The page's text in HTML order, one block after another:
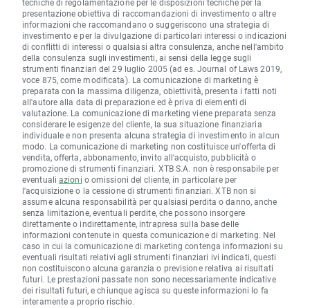
tecniche di regolamentazione per le disposizioni tecniche per la
presentazione obiettiva di raccomandazioni di investimento o altre
informazioni che raccomandano o suggeriscono una strategia di
investimento e per la divulgazione di particolari interessi o indicazioni
di conflitti di interessi o qualsiasi altra consulenza, anche nell'ambito
della consulenza sugli investimenti, ai sensi della legge sugli
strumenti finanziari del 29 luglio 2005 (ad es. Journal of Laws 2019,
voce 875, come modificata). La comunicazione di marketing è
preparata con la massima diligenza, obiettività, presenta i fatti noti
all'autore alla data di preparazione ed è priva di elementi di
valutazione. La comunicazione di marketing viene preparata senza
considerare le esigenze del cliente, la sua situazione finanziaria
individuale e non presenta alcuna strategia di investimento in alcun
modo. La comunicazione di marketing non costituisce un'offerta di
vendita, offerta, abbonamento, invito all'acquisto, pubblicità o
promozione di strumenti finanziari. XTB S.A. non è responsabile per
eventuali azioni o omissioni del cliente, in particolare per
l'acquisizione o la cessione di strumenti finanziari. XTB non si
assume alcuna responsabilità per qualsiasi perdita o danno, anche
senza limitazione, eventuali perdite, che possono insorgere
direttamente o indirettamente, intrapresa sulla base delle
informazioni contenute in questa comunicazione di marketing. Nel
caso in cui la comunicazione di marketing contenga informazioni su
eventuali risultati relativi agli strumenti finanziari ivi indicati, questi
non costituiscono alcuna garanzia o previsione relativa ai risultati
futuri. Le prestazioni passate non sono necessariamente indicative
dei risultati futuri, e chiunque agisca su queste informazioni lo fa
interamente a proprio rischio.